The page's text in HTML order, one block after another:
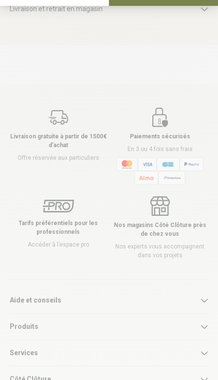
Livraison et retrait en magasin
Livraison gratuite à partir de 1500€
d’achat
Offre réservée aux particuliers
Paiements sécurisés
En 3 ou 4 fois sans frais
Tarifs préférentiels pour les
professionnels
Accéder à l’espace pro
Nos magasins Côté Clôture près
de chez vous
Nos experts vous accompagnent
dans vos projets
Aide et conseils
Produits
Services